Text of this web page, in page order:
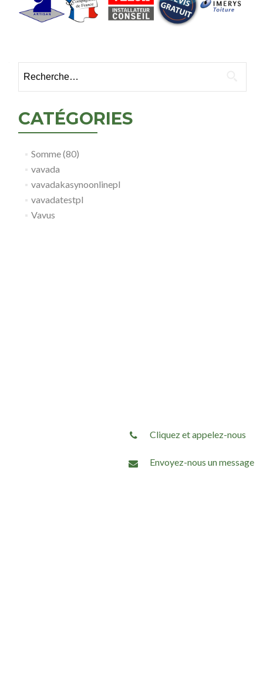
CATÉGORIES
Somme (80)
vavada
vavadakasynoonlinepl
vavadatestpl
Vavus
Cliquez et appelez-nous
Envoyez-nous un message